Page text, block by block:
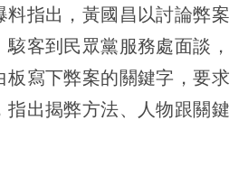
料指出，黃國昌以討論弊案
客到民眾黨服務處面談，
板寫下弊案的關鍵字，要求
指出揭弊方法、人物跟關鍵